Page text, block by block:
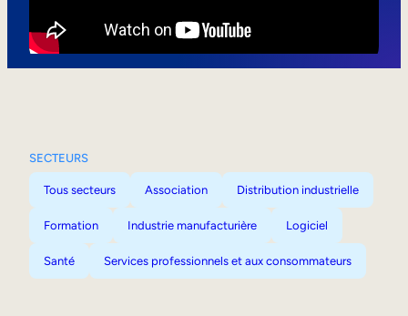
SECTEURS
Tous secteurs Association Distribution industrielle
Formation Industrie manufacturière Logiciel
Santé Services professionnels et aux consommateurs